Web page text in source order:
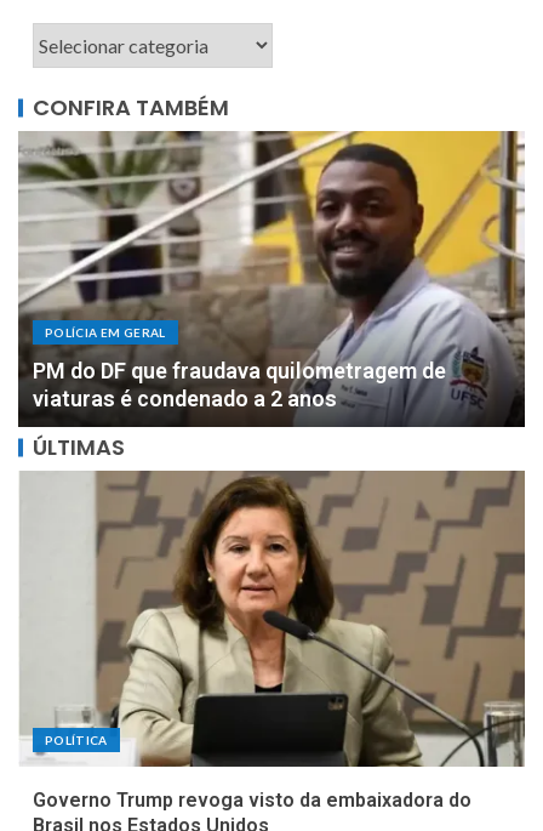
CONFIRA TAMBÉM
POLÍCIA EM GERAL
DOIS MILHÕES: PF apreende R$ 2 milhões com
motorista de parlamentar federal de Rondônia
ÚLTIMAS
POLÍTICA
Governo Trump revoga visto da embaixadora do
Brasil nos Estados Unidos